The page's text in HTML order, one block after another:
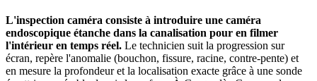
L'inspection caméra consiste à introduire une caméra
endoscopique étanche dans la canalisation pour en filmer
l'intérieur en temps réel. Le technicien suit la progression sur
écran, repère l'anomalie (bouchon, fissure, racine, contre-pente) et
en mesure la profondeur et la localisation exacte grâce à une sonde